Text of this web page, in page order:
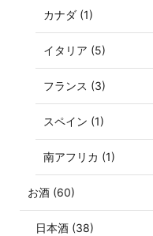
カナダ (1)
イタリア (5)
フランス (3)
スペイン (1)
南アフリカ (1)
お酒 (60)
日本酒 (38)